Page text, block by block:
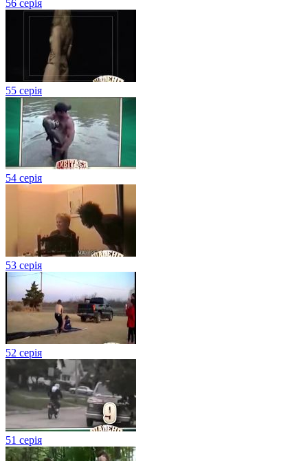
56 серія
55 серія
54 серія
53 серія
52 серія
51 серія